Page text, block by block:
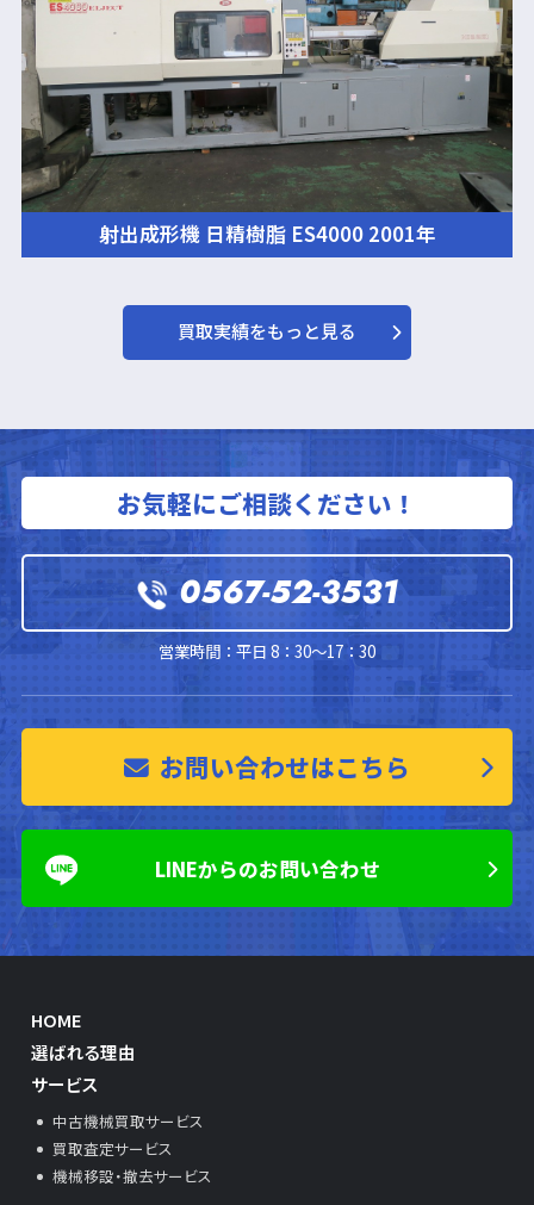
射出成形機 日精樹脂 ES4000 2001年
買取実績をもっと見る
お気軽にご相談ください！
0567-52-3531
営業時間：平日 8：30～17：30
お問い合わせはこちら
LINEからのお問い合わせ
HOME
選ばれる理由
サービス
中古機械買取サービス
買取査定サービス
機械移設・撤去サービス